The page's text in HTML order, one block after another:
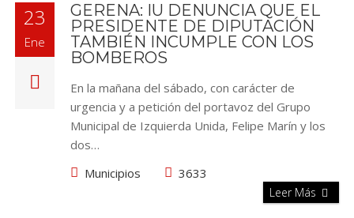
23
Ene
GERENA: IU DENUNCIA QUE EL
PRESIDENTE DE DIPUTACIÓN
TAMBIÉN INCUMPLE CON LOS
BOMBEROS
En la mañana del sábado, con carácter de
urgencia y a petición del portavoz del Grupo
Municipal de Izquierda Unida, Felipe Marín y los
dos…
Municipios
3633
Leer Más